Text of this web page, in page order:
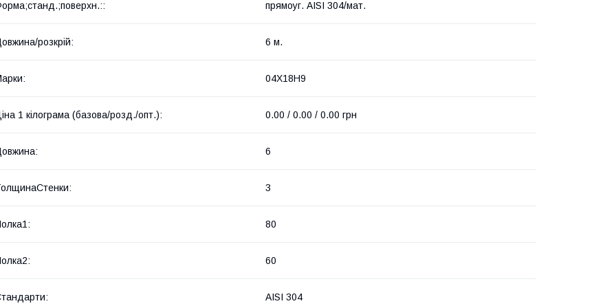
прямоуг. AISI 304/мат.
розкрій: 6 м.
04Х18Н9
1 кілограма (базова/розд./опт.): 0.00 / 0.00 / 0.00 грн
6
3
80
60
AISI 304